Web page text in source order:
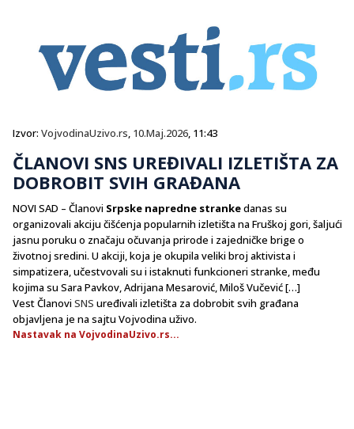
Izvor: VojvodinaUzivo.rs, 10.Maj.2026, 11:43
ČLANOVI SNS UREĐIVALI IZLETIŠTA ZA
DOBROBIT SVIH GRAĐANA
NOVI SAD – Članovi Srpske napredne strankedanas su
organizovali akciju čišćenja popularnih izletišta na Fruškoj gori, šaljući
jasnu poruku o značaju očuvanja prirode i zajedničke brige o
životnoj sredini. U akciji, koja je okupila veliki broj aktivista i
simpatizera, učestvovali su i istaknuti funkcioneri stranke, među
kojima su Sara Pavkov, Adrijana Mesarović, Miloš Vučević […]
Vest Članovi SNS uređivali izletišta za dobrobit svih građana
objavljena je na sajtu Vojvodina uživo.
Nastavak na VojvodinaUzivo.rs...